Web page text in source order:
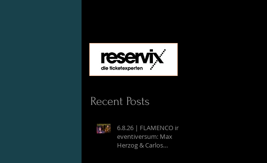
Recent Posts
6.8.26 | FLAMENCO im
eventiversum: Max
Herzog & Carlos